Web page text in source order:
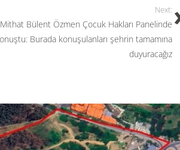
Next:
Bülent Özmen Çocuk Hakları Panelinde
Burada konuşulanları şehrin tamamına
duyuracağız